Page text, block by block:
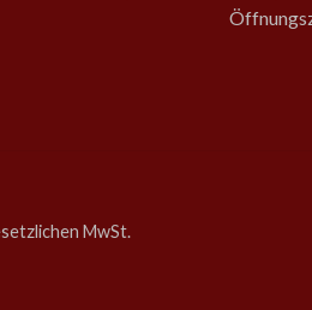
MwSt.